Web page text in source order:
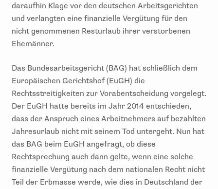
daraufhin Klage vor den deutschen Arbeitsgerichten
und verlangten eine finanzielle Vergütung für den
nicht genommenen Resturlaub ihrer verstorbenen
Ehemänner.
Das Bundesarbeitsgericht (BAG) hat schließlich dem
Europäischen Gerichtshof (EuGH) die
Rechtsstreitigkeiten zur Vorabentscheidung vorgelegt.
Der EuGH hatte bereits im Jahr 2014 entschieden,
dass der Anspruch eines Arbeitnehmers auf bezahlten
Jahresurlaub nicht mit seinem Tod untergeht. Nun hat
das BAG beim EuGH angefragt, ob diese
Rechtsprechung auch dann gelte, wenn eine solche
finanzielle Vergütung nach dem nationalen Recht nicht
Teil der Erbmasse werde, wie dies in Deutschland der